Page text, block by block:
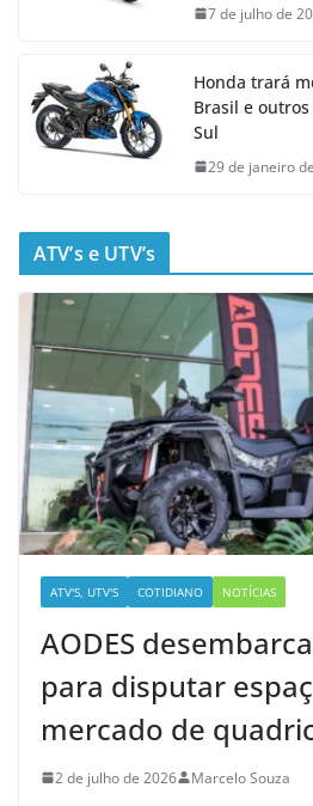
7 de julho de
Honda trará
Brasil e
Sul
29 de janeiro
ATV’s e UTV’s
ATV'S, UTV'S COTIDIANO NOTÍCIAS
AODES
para disputar
mercado de
2 de julho de 2026 Marcelo Souza